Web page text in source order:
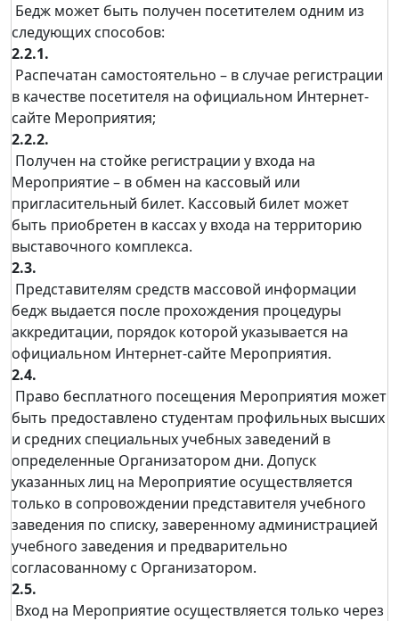
Бедж может быть получен посетителем одним из
следующих способов:
2.2.1.
Распечатан самостоятельно – в случае регистрации
в качестве посетителя на официальном Интернет-
сайте Мероприятия;
2.2.2.
Получен на стойке регистрации у входа на
Мероприятие – в обмен на кассовый или
пригласительный билет. Кассовый билет может
быть приобретен в кассах у входа на территорию
выставочного комплекса.
2.3.
Представителям средств массовой информации
бедж выдается после прохождения процедуры
аккредитации, порядок которой указывается на
официальном Интернет-сайте Мероприятия.
2.4.
Право бесплатного посещения Мероприятия может
быть предоставлено студентам профильных высших
и средних специальных учебных заведений в
определенные Организатором дни. Допуск
указанных лиц на Мероприятие осуществляется
только в сопровождении представителя учебного
заведения по списку, заверенному администрацией
учебного заведения и предварительно
согласованному с Организатором.
2.5.
Вход на Мероприятие осуществляется только через